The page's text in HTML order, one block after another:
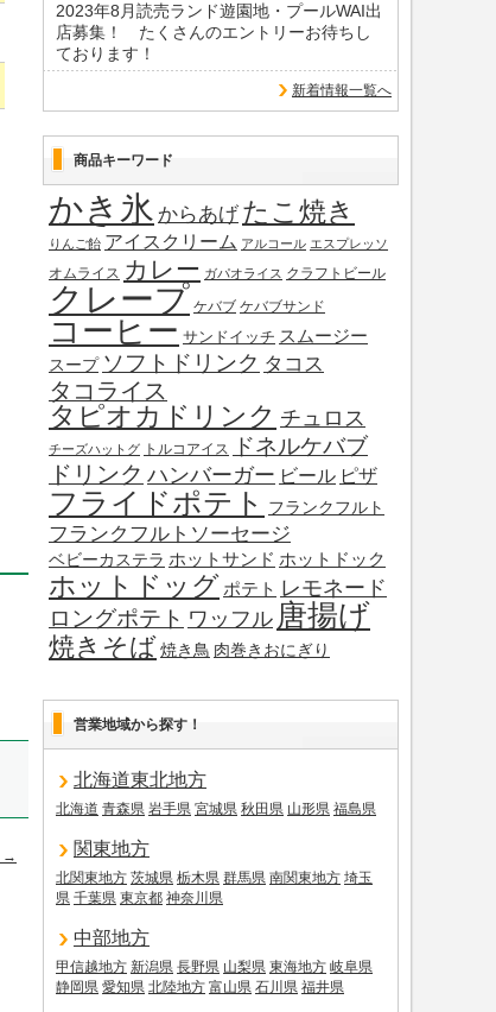
→
2023年8月読売ランド遊園地・プールWAI出
店募集！ たくさんのエントリーお待ちし
ております！
新着情報一覧へ
商品キーワード
かき氷 からあげ たこ焼き
りんご飴 アイスクリーム アルコール エスプレッソ
オムライス カレー ガパオライス クラフトビール
クレープ ケバブ ケバブサンド
コーヒー サンドイッチ スムージー
スープ ソフトドリンク タコス
タコライス
タピオカドリンク チュロス
チーズハットグ トルコアイス ドネルケバブ
ドリンク ハンバーガー ビール ピザ
フライドポテト フランクフルト
フランクフルトソーセージ
ベビーカステラ ホットサンド ホットドック
ホットドッグ ポテト レモネード
ロングポテト ワッフル 唐揚げ
焼きそば焼き鳥 肉巻きおにぎり
営業地域から探す！
北海道東北地方
北海道 青森県 岩手県 宮城県 秋田県 山形県 福島県
関東地方
北関東地方 茨城県 栃木県 群馬県 南関東地方 埼玉
県 千葉県 東京都 神奈川県
中部地方
甲信越地方 新潟県 長野県 山梨県 東海地方 岐阜県
静岡県 愛知県 北陸地方 富山県 石川県 福井県